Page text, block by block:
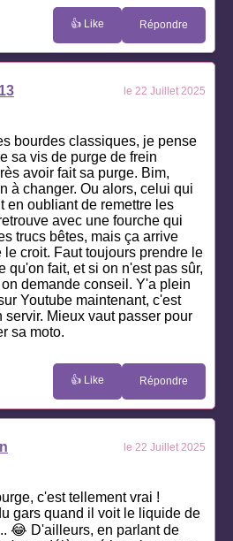
👍 Like Répondre
le 22 Juillet 2025
bourdes classiques, je pense
sa vis de purge de frein
avoir fait sa purge. Bim,
à changer. Ou alors, celui qui
en oubliant de remettre les
avec une fourche qui
trucs bêtes, mais ça arrive
croit. Faut toujours prendre le
qu'on fait, et si on n'est pas sûr,
demande conseil. Y'a plein
Youtube maintenant, c'est
servir. Mieux vaut passer pour
sa moto.
👍 Like Répondre
le 22 Juillet 2025
c'est tellement vrai !
gars quand il voit le liquide de
😂 D'ailleurs, en parlant de